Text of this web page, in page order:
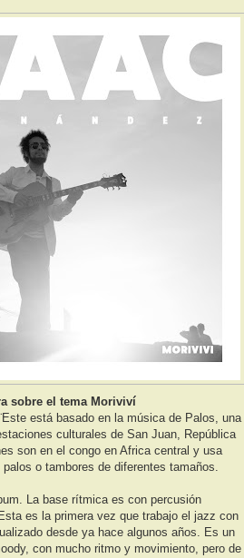
sobre el tema Moriviví
está basado en la música de Palos, una
culturales de San Juan, República
son en el congo en Africa central y usa
o tambores de diferentes tamaños.
La base rítmica es con percusión
es la primera vez que trabajo el jazz con
desde ya hace algunos años. Es un
con mucho ritmo y movimiento, pero de